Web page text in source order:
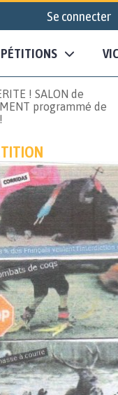
Se connecter
PÉTITIONS
! SALON de
programmé de